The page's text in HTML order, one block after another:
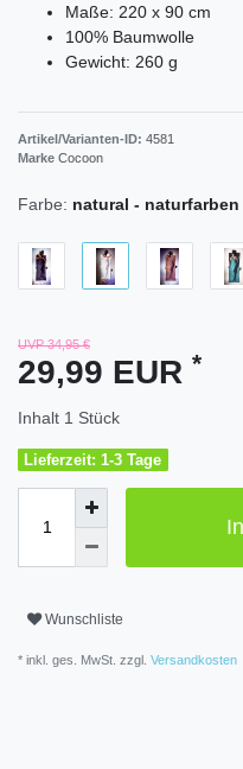
Maße: 220 x 90 cm
100% Baumwolle
Gewicht: 260 g
Artikel/Varianten-ID: 4581
Marke Cocoon
Farbe: natural - naturfarben
UVP 34,95 €
29,99 EUR *
Inhalt 1 Stück
Lieferzeit: 1-3 Tage
Wunschliste
* inkl. ges. MwSt. zzgl. Versandkosten